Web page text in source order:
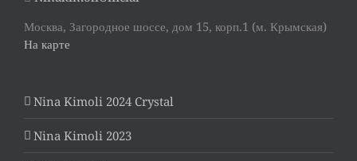
Москва, Загородное шоссе, дом 15, корп.1 (м. Крымская)
На карте
Nina Kimoli 2024 Crystal
Nina Kimoli 2023